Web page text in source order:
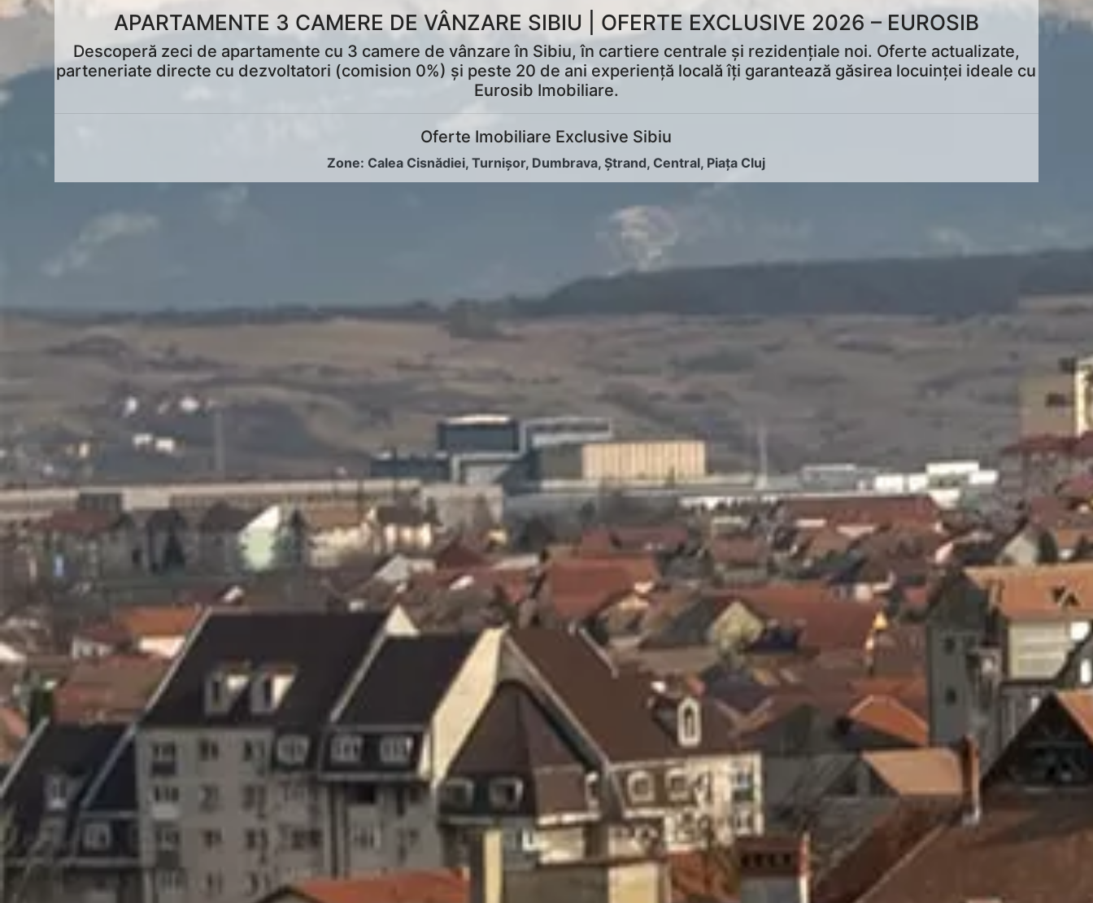
APARTAMENTE 3 CAMERE DE VÂNZARE SIBIU | OFERTE EXCLUSIVE 2026 – EUROSIB
Descoperă zeci de apartamente cu 3 camere de vânzare în Sibiu, în cartiere centrale și rezidențiale noi. Oferte actualizate,
parteneriate directe cu dezvoltatori (comision 0%) și peste 20 de ani experiență locală îți garantează găsirea locuinței ideale cu
Eurosib Imobiliare.
Oferte Imobiliare Exclusive Sibiu
Zone: Calea Cisnădiei,Turnișor, Dumbrava,Ștrand, Central, Piața Cluj